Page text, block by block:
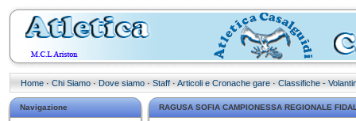
Home · Chi Siamo · Dove siamo · Staff · Articoli e Cronache gare · Classifiche -
Navigazione RAGUSA SOFIA CAMPIONESSA REGIONALE